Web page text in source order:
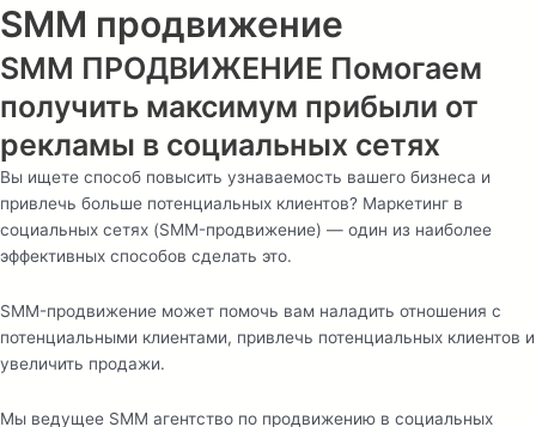
SMM продвижение
SMM ПРОДВИЖЕНИЕ Помогаем
получить максимум прибыли от
рекламы в социальных сетях
Вы ищете способ повысить узнаваемость вашего бизнеса и
привлечь больше потенциальных клиентов? Маркетинг в
социальных сетях (SMM-продвижение) — один из наиболее
эффективных способов сделать это.
SMM-продвижение может помочь вам наладить отношения с
потенциальными клиентами, привлечь потенциальных клиентов и
увеличить продажи.
Мы ведущее SMM агентство по продвижению в социальных